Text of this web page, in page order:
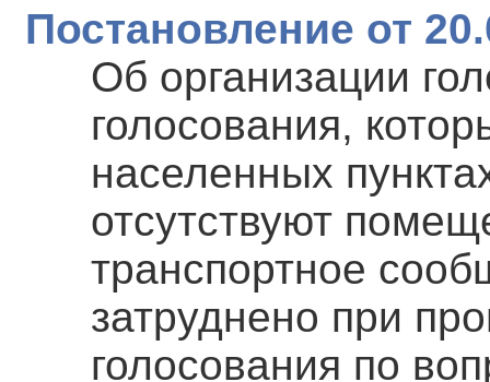
Постановление от
Об организации
голосования,
населенных
отсутствуют
транспортное
затруднено при
голосования по